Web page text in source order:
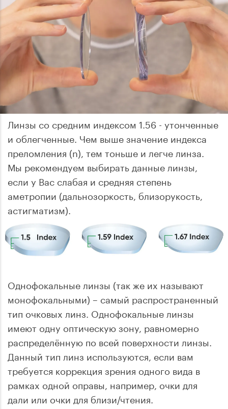
Линзы со средним индексом 1.56 - утонченные
и облегченные. Чем выше значение индекса
преломления (n), тем тоньше и легче линза.
Мы рекомендуем выбирать данные линзы,
если у Вас слабая и средняя степень
аметропии (дальнозоркость, близорукость,
астигматизм).
Однофокальные линзы (так же их называют
монофокальными) – самый распространенный
тип очковых линз. Однофокальные линзы
имеют одну оптическую зону, равномерно
распределённую по всей поверхности линзы.
Данный тип линз используются, если вам
требуется коррекция зрения одного вида в
рамках одной оправы, например, очки для
дали или очки для близи/чтения.